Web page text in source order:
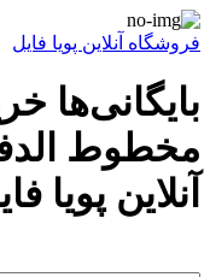
فروشگاه آنلاین پویا فایل
بایگانی‌ها
مخطوط
آنلاین پویا